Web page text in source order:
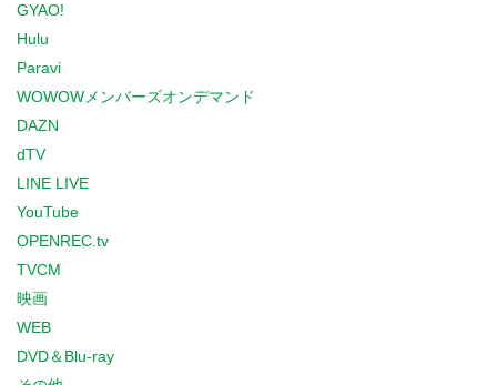
GYAO!
Hulu
Paravi
WOWOWメンバーズオンデマンド
DAZN
dTV
LINE LIVE
YouTube
OPENREC.tv
TVCM
映画
WEB
DVD＆Blu-ray